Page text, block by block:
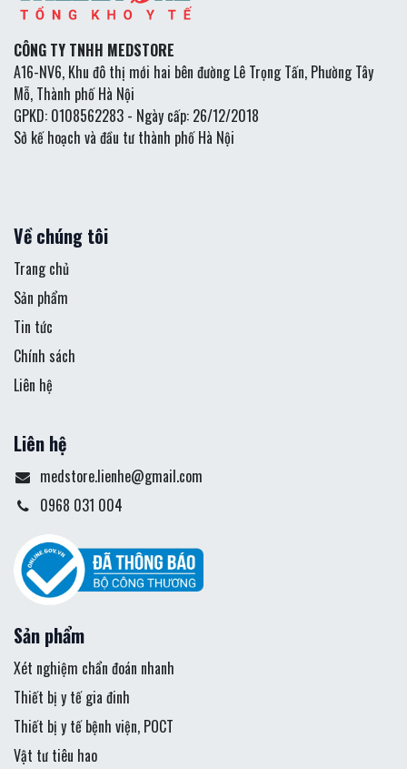
CÔNG TY TNHH MEDSTORE
A16-NV6, Khu đô thị mới hai bên đường Lê Trọng Tấn, Phường Tây
Mỗ, Thành phố Hà Nội
GPKD: 0108562283 - Ngày cấp: 26/12/2018
Sở kế hoạch và đầu tư thành phố Hà Nội
Về chúng tôi
Trang chủ
Sản phẩm
Tin tức
Chính sách
Liên hệ
Liên hệ
medstore.lienhe@gmail.com
0968 031 004
Sản phẩm
Xét nghiệm chẩn đoán nhanh
Thiết bị y tế gia đinh
Thiết bị y tế bệnh viện, POCT
Vật tư tiêu hao